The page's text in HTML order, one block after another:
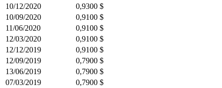
10/12/2020
0,9300 $
10/09/2020
0,9100 $
11/06/2020
0,9100 $
12/03/2020
0,9100 $
12/12/2019
0,9100 $
12/09/2019
0,7900 $
13/06/2019
0,7900 $
07/03/2019
0,7900 $